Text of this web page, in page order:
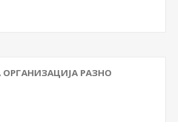
ОРГАНИЗАЦИЈА РАЗНО